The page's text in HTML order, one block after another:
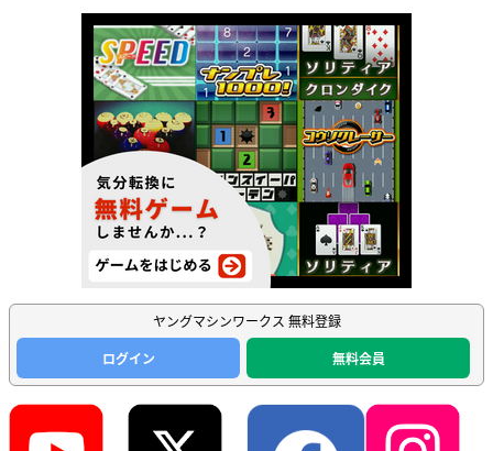
ヤングマシンワークス 無料登録
ログイン
無料会員